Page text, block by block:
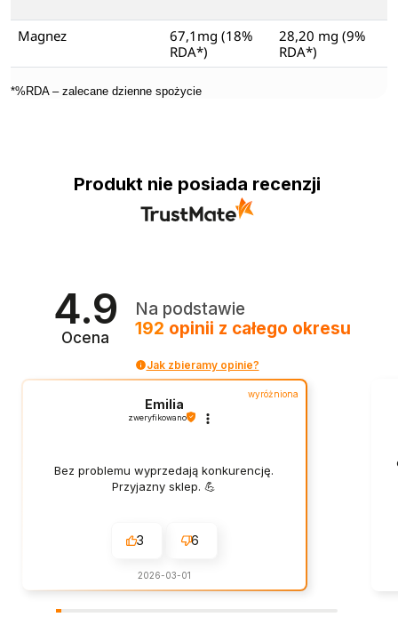
Magnez
67,1mg (18%
RDA*)
28,20 mg (9%
RDA*)
*%RDA – zalecane dzienne spożycie
Produkt nie posiada recenzji
4.9
Ocena
Na podstawie
192 opinii z całego okresu
Jak zbieramy opinie?
wyróżniona
Emilia
zweryfikowano
Bez problemu wyprzedają konkurencję.
Przyjazny sklep. 💪
3 6
2026-03-01